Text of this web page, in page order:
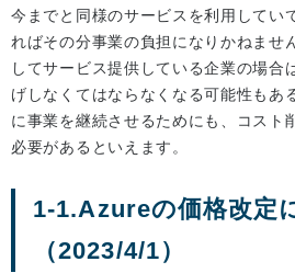
今までと同様のサービスを利用してい
ればその分事業の負担になりかねませ
してサービス提供している企業の場合
げしなくてはならなくなる可能性もあ
に事業を継続させるためにも、コスト
必要があるといえます。
1-1.Azureの価格改定
（2023/4/1）